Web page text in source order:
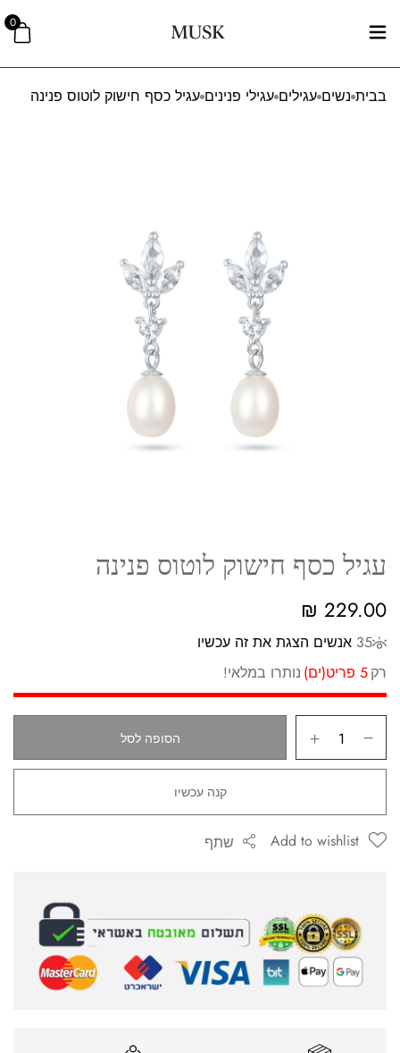
0
בבית נשים עגילים עגילי פנינים עגיל כסף חישוק לוטוס פנינה
עגיל כסף חישוק לוטוס פנינה
229.00
₪
35 אנשים הצגת את זה עכשיו
רק5 פריט(ים) נותרו במלאי!
הסופה לסל
קנה עכשיו
Add to wishlist שתף